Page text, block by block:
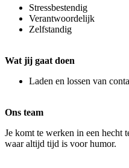
Stressbestendig
Verantwoordelijk
Zelfstandig
Wat jij gaat doen
Laden en lossen van
Ons team
Je komt te werken in een hecht
waar altijd tijd is voor humor.